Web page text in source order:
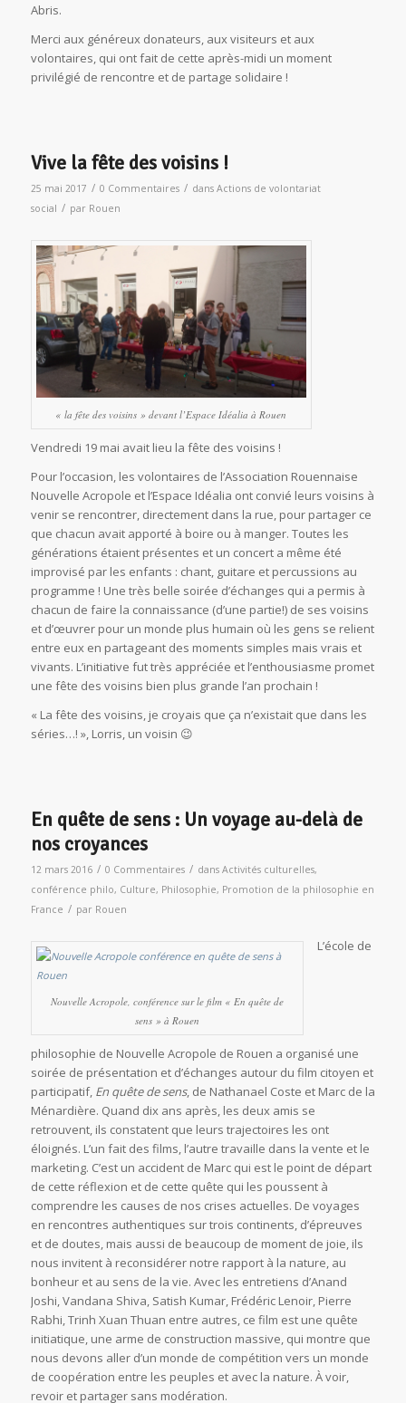
Abris.
Merci aux généreux donateurs, aux visiteurs et aux
volontaires, qui ont fait de cette après-midi un moment
privilégié de rencontre et de partage solidaire !
Vive la fête des voisins !
25 mai 2017 / 0 Commentaires / dans Actions de volontariat
social / par Rouen
« la fête des voisins » devant l’Espace Idéalia à Rouen
Vendredi 19 mai avait lieu la fête des voisins !
Pour l’occasion, les volontaires de l’Association Rouennaise
Nouvelle Acropole et l’Espace Idéalia ont convié leurs voisins à
venir se rencontrer, directement dans la rue, pour partager ce
que chacun avait apporté à boire ou à manger. Toutes les
générations étaient présentes et un concert a même été
improvisé par les enfants : chant, guitare et percussions au
programme ! Une très belle soirée d’échanges qui a permis à
chacun de faire la connaissance (d’une partie!) de ses voisins
et d’œuvrer pour un monde plus humain où les gens se relient
entre eux en partageant des moments simples mais vrais et
vivants. L’initiative fut très appréciée et l’enthousiasme promet
une fête des voisins bien plus grande l’an prochain !
« La fête des voisins, je croyais que ça n’existait que dans les
séries…! », Lorris, un voisin 😉
En quête de sens : Un voyage au-delà de
nos croyances
12 mars 2016 / 0 Commentaires / dans Activités culturelles,
conférence philo, Culture, Philosophie, Promotion de la philosophie en
France / par Rouen
Nouvelle Acropole, conférence sur le film « En quête de
sens » à Rouen
L’école de
philosophie de Nouvelle Acropole de Rouen a organisé une
soirée de présentation et d’échanges autour du film citoyen et
participatif, En quête de sens, de Nathanael Coste et Marc de la
Ménardière. Quand dix ans après, les deux amis se
retrouvent, ils constatent que leurs trajectoires les ont
éloignés. L’un fait des films, l’autre travaille dans la vente et le
marketing. C’est un accident de Marc qui est le point de départ
de cette réflexion et de cette quête qui les poussent à
comprendre les causes de nos crises actuelles. De voyages
en rencontres authentiques sur trois continents, d’épreuves
et de doutes, mais aussi de beaucoup de moment de joie, ils
nous invitent à reconsidérer notre rapport à la nature, au
bonheur et au sens de la vie. Avec les entretiens d’Anand
Joshi, Vandana Shiva, Satish Kumar, Frédéric Lenoir, Pierre
Rabhi, Trinh Xuan Thuan entre autres, ce film est une quête
initiatique, une arme de construction massive, qui montre que
nous devons aller d’un monde de compétition vers un monde
de coopération entre les peuples et avec la nature. À voir,
revoir et partager sans modération.